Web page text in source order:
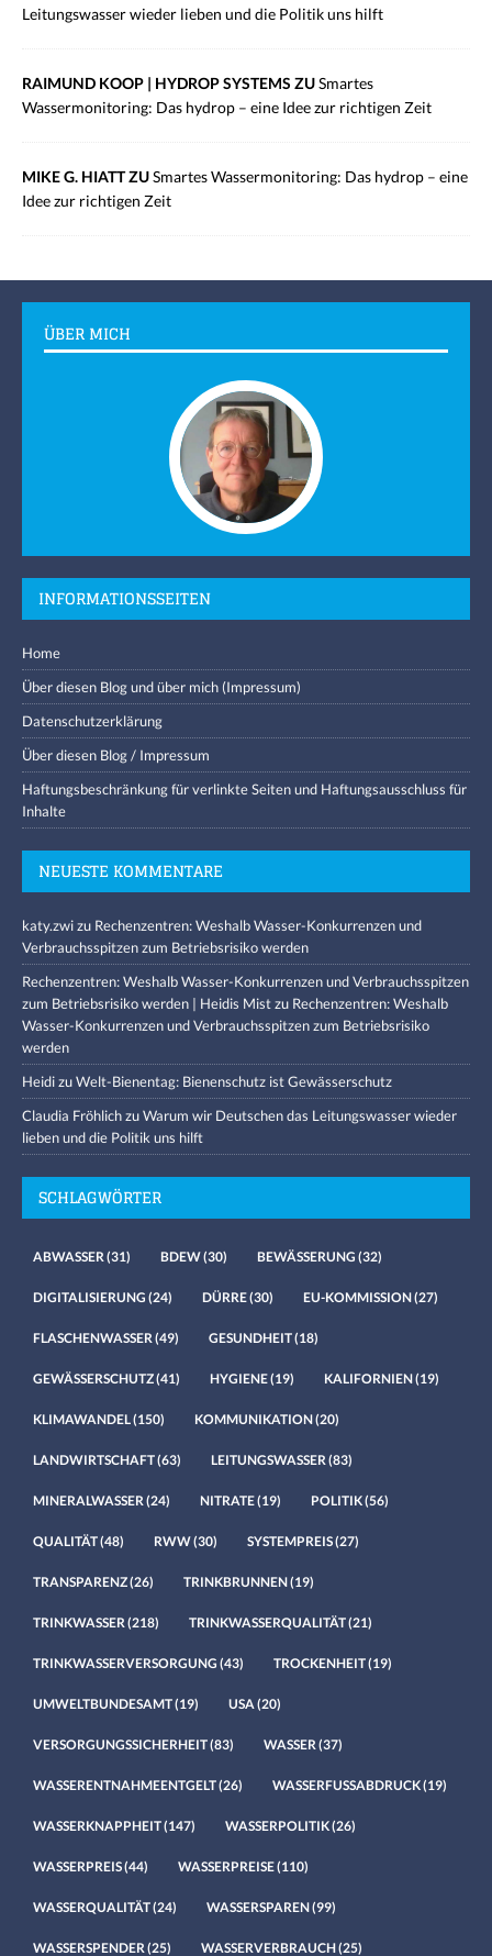
Leitungswasser wieder lieben und die Politik uns hilft
RAIMUND KOOP | HYDROP SYSTEMS ZUSmartes
Wassermonitoring: Das hydrop – eine Idee zur richtigen Zeit
MIKE G. HIATT ZUSmartes Wassermonitoring: Das hydrop – eine
Idee zur richtigen Zeit
ÜBER MICH
INFORMATIONSSEITEN
Home
Über diesen Blog und über mich (Impressum)
Datenschutzerklärung
Über diesen Blog / Impressum
Haftungsbeschränkung für verlinkte Seiten und Haftungsausschluss für
Inhalte
NEUESTE KOMMENTARE
katy.zwizu Rechenzentren: Weshalb Wasser-Konkurrenzen und
Verbrauchsspitzen zum Betriebsrisiko werden
Rechenzentren: Weshalb Wasser-Konkurrenzen und Verbrauchsspitzen
zum Betriebsrisiko werden | Heidis Mistzu Rechenzentren: Weshalb
Wasser-Konkurrenzen und Verbrauchsspitzen zum Betriebsrisiko
werden
HeidizuWelt-Bienentag: Bienenschutz ist Gewässerschutz
Claudia FröhlichzuWarum wir Deutschen das Leitungswasser wieder
lieben und die Politik uns hilft
SCHLAGWÖRTER
ABWASSER (31) BDEW(30) BEWÄSSERUNG (32)
DIGITALISIERUNG (24) DÜRRE(30) EU-KOMMISSION(27)
FLASCHENWASSER (49) GESUNDHEIT(18)
GEWÄSSERSCHUTZ(41) HYGIENE(19) KALIFORNIEN(19)
KLIMAWANDEL(150) KOMMUNIKATION(20)
LANDWIRTSCHAFT(63) LEITUNGSWASSER (83)
MINERALWASSER (24) NITRATE(19) POLITIK(56)
QUALITÄT(48) RWW(30) SYSTEMPREIS(27)
TRANSPARENZ(26) TRINKBRUNNEN(19)
TRINKWASSER (218) TRINKWASSERQUALITÄT(21)
TRINKWASSERVERSORGUNG (43) TROCKENHEIT(19)
UMWELTBUNDESAMT(19) USA (20)
VERSORGUNGSSICHERHEIT(83) WASSER (37)
WASSERENTNAHMEENTGELT(26) WASSERFUSSABDRUCK(19)
WASSERKNAPPHEIT(147) WASSERPOLITIK(26)
WASSERPREIS(44) WASSERPREISE(110)
WASSERQUALITÄT(24) WASSERSPAREN(99)
WASSERSPENDER (25) WASSERVERBRAUCH(25)